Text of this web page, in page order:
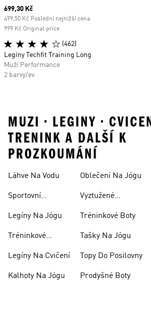
Current price
699,30 Kč
499,50 Kč Poslední nejnižší cena
999 Kč Original price
(462)
Legíny Techfit Training Long
Muži Performance
2 barvy/ev
MUZI • LEGINY •
TRENINK A DALŠÍ K
PROZKOUMÁNÍ
Láhve Na Vodu
Sportovní
Legíny Na Jógu
Tréninkové
Legíny Na Cvičení
Kalhoty Na Jógu
Oblečení Na Jógu
Vyztužené
Podprsenky
Tréninkové Boty
Tašky Na Jógu
Topy Do Posilovny
Prodyšné Boty